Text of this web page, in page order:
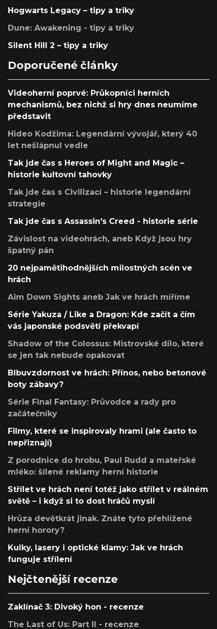
Hogwarts Legacy – tipy a triky
Dune: Awakening - tipy a triky
Silent Hill 2 – tipy a triky
Doporučené články
Videoherní poprvé: Průkopníci herních
mechanismů, bez nichž si hry dnes neumíme
představit
Hideo Kodžima: Legendární vývojář, který 40
let nešlápnul vedle
Tak jde čas s Heroes of Might and Magic –
historie kultovní tahovky
Tak jde čas s Civilizací – historie legendární
strategie
Tak jde čas s Assassin's Creed - historie série
Závislost na videohrách, aneb Když jsou hry
špatný pán
20 nejpamětihodnějších milostných scén ve
hrách
Aim Down Sights aneb Jak ve hrách míříme
Série Yakuza / Like a Dragon: Kde začít a čím
vás japonské podsvětí překvapí
Shadow of the Colossus: Mistrovské dílo, které
se jen tak nebude opakovat
Blbuvzdornost ve hrách: Přínos, nebo betonové
boty zábavy?
Série Final Fantasy: Průvodce a rady pro
začátečníky
Filmy, které se inspirovaly hrami (ale často to
nepřiznají)
Z porodnice do hrobu, Paul Rudd a mateřské
mléko: šílené reklamy herní historie
Střílet ve hrách není totéž jako střílet v reálném
světě – i když si to dost hráčů myslí
Hrůza devětkrát jinak. Znáte tyto přehlížené
herní horory?
Kulky, lasery i optické klamy: Jak ve hrách
funguje střílení
Nejčtenější recenze
Zaklínač 3: Divoký hon - recenze
The Last of Us: Part II - recenze